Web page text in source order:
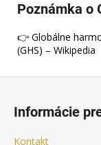
Poznámka o
👉 Globálne
(GHS) – Wikipedia
Informácie
Kontakt